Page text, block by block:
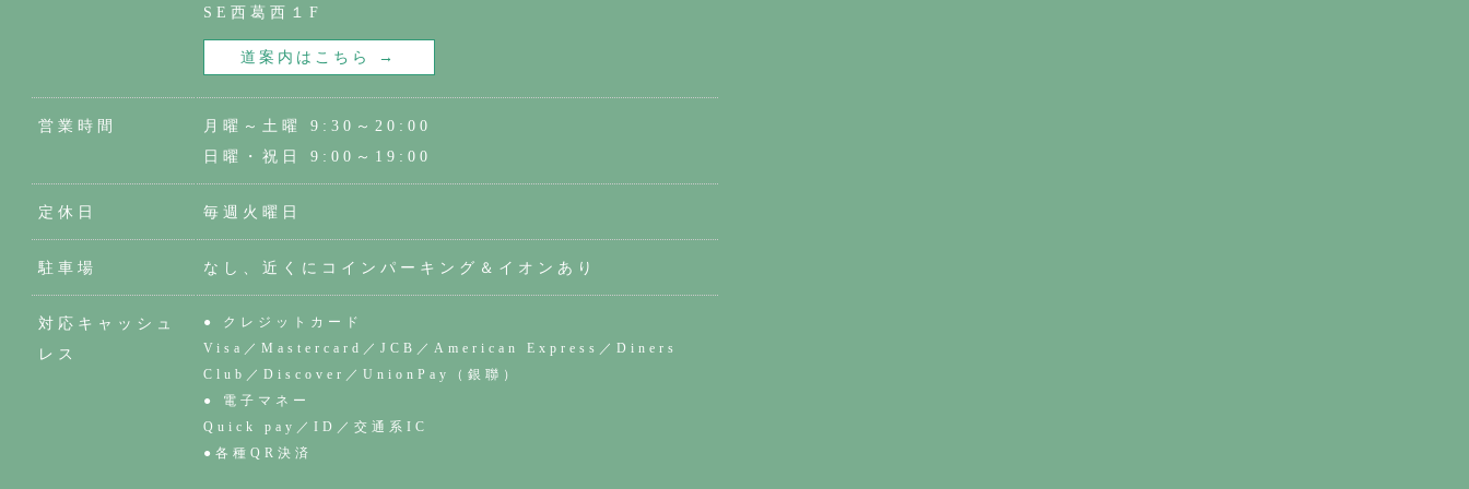
SE西葛西１F
道案内はこちら →
営業時間
月曜～土曜 9:30～20:00
日曜・祝日 9:00～19:00
定休日 毎週火曜日
駐車場 なし、近くにコインパーキング＆イオンあり
対応キャッシュ
レス
● クレジットカード
Visa／Mastercard／JCB／American Express／Diners
Club／Discover／UnionPay（銀聯）
● 電子マネー
Quick pay／ID／交通系IC
●各種QR決済